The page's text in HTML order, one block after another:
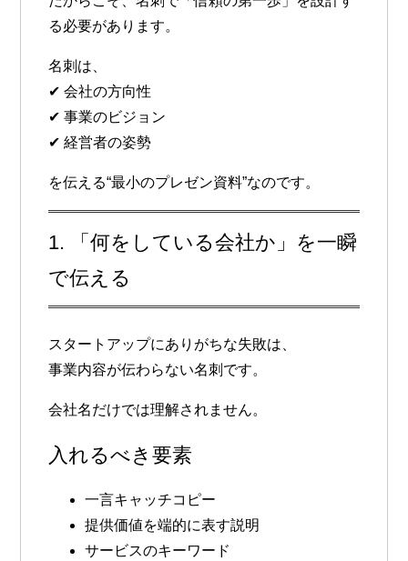
る必要があります。
名刺は、
✔ 会社の方向性
✔ 事業のビジョン
✔ 経営者の姿勢
を伝える“最小のプレゼン資料”なのです。
1. 「何をしている会社か」を一瞬
で伝える
スタートアップにありがちな失敗は、
事業内容が伝わらない名刺です。
会社名だけでは理解されません。
入れるべき要素
一言キャッチコピー
提供価値を端的に表す説明
サービスのキーワード